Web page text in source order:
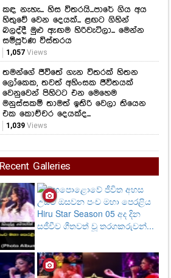
කඳ නැහැ... හිස විතරයි...පාරේ ගිය අය
හිතුවේ වෙන දෙයක්... ළඟට ගිහින්
බලද්දී මුළු ඇඟම හිරිවැටිලා... මෙන්න
සම්පූර්ණ විස්තරය
1,057Views
තමන්ගේ ජීවිතේ ගැන විතරක් හිතන
ලෝකෙක, තවත් අහිංසක ජීවිතයක්
වෙනුවෙන් පිහිටට එන මෙහෙම
මනුස්සකම් තාමත් ඉතිරි වෙලා තියෙන
එක කොච්චර දෙයක්ද...
1,039Views
Recent Galleries